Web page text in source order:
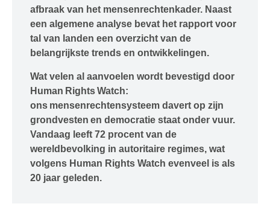
afbraak van het mensenrechtenkader. Naast
een algemene analyse bevat het rapport voor
tal van landen een overzicht van de
belangrijkste trends en ontwikkelingen.
Wat velen al aanvoelen wordt bevestigd door
Human Rights Watch:
ons mensenrechtensysteem davert op zijn
grondvesten en democratie staat onder vuur.
Vandaag leeft 72 procent van de
wereldbevolking in autoritaire regimes, wat
volgens Human Rights Watch evenveel is als
20 jaar geleden.